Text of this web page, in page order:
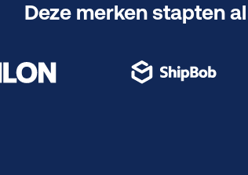
Deze merken stapten